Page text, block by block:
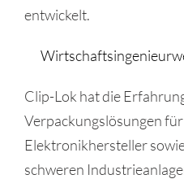
entwickelt.
Clip-Lok hat die
Verpackungslösungen
Elektronikhersteller
schweren